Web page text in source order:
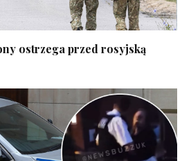
ostrzega przed rosyjską